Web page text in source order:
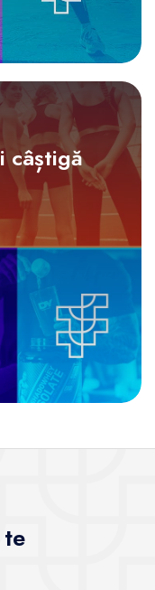
câștigă